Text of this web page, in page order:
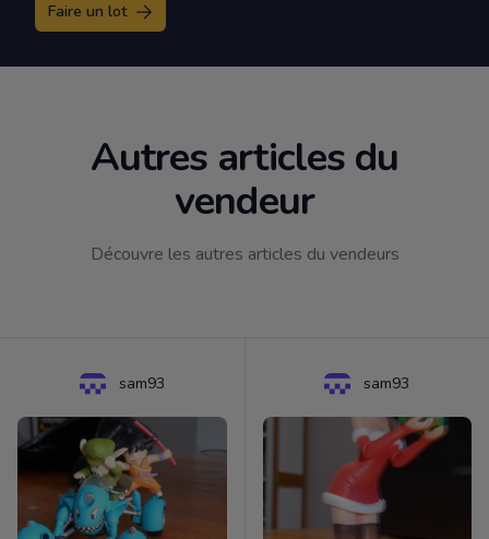
Faire un lot
Autres articles du
vendeur
Découvre les autres articles du vendeurs
sam93 sam93